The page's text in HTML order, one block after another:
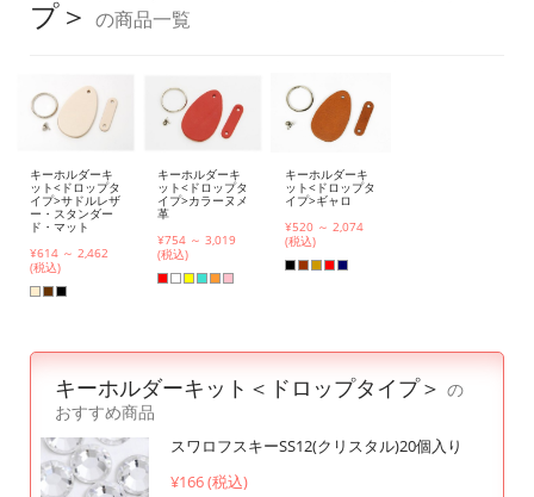
プ＞ の商品一覧
キーホルダーキ
ット<ドロップタ
イプ>サドルレザ
ー・スタンダー
ド・マット
¥614 ～ 2,462
(税込)
キーホルダーキ
ット<ドロップタ
イプ>カラーヌメ
革
¥754 ～ 3,019
(税込)
キーホルダーキ
ット<ドロップタ
イプ>ギャロ
¥520 ～ 2,074
(税込)
キーホルダーキット＜ドロップタイプ＞ の
おすすめ商品
スワロフスキーSS12(クリスタル)20個入り
¥166 (税込)